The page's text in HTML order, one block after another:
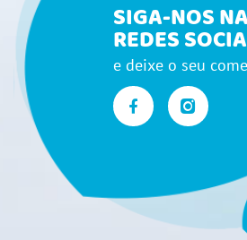
SIGA-NOS
REDES
e deixe o seu